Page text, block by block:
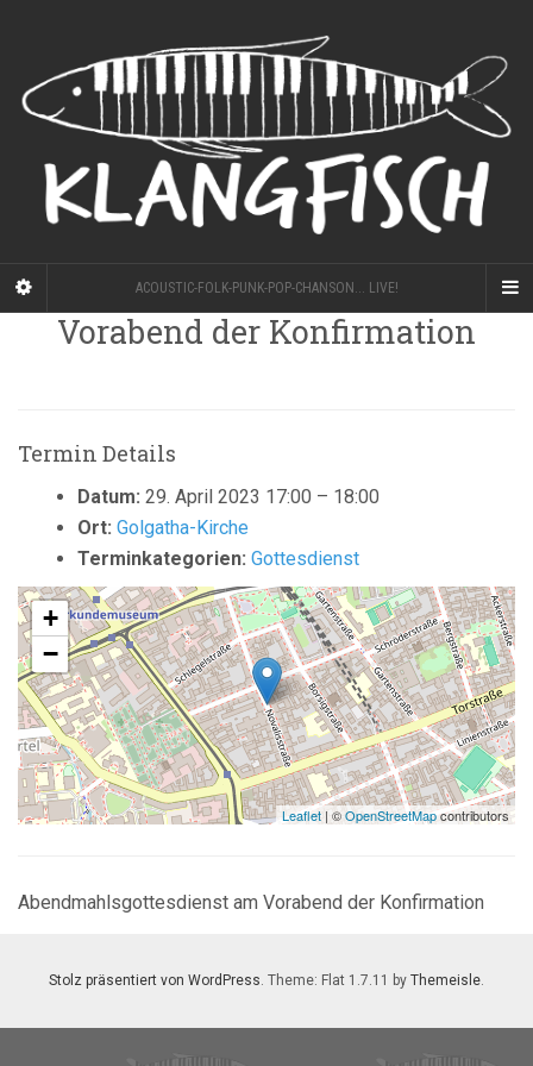
ACOUSTIC-FOLK-PUNK-POP-CHANSON... LIVE!
Vorabend der Konfirmation
Termin Details
Datum: 29. April 2023 17:00 – 18:00
Ort: Golgatha-Kirche
Terminkategorien: Gottesdienst
+
−
Leaflet | ©OpenStreetMapcontributors
Abendmahlsgottesdienst am Vorabend der Konfirmation
Stolz präsentiert von WordPress. Theme: Flat 1.7.11 by Themeisle.